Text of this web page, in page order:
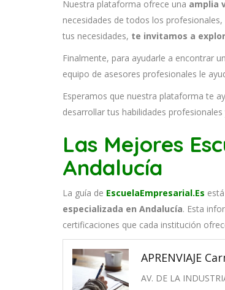
Nuestra plataforma ofrece una amplia
necesidades de todos los
tus necesidades, te invitamos a
Finalmente, para ayudarle a encontrar
equipo de asesores profesionales le
Esperamos que nuestra plataforma te
desarrollar tus habilidades
Las Mejores
Andalucía
La guía de EscuelaEmpresarial.Es
especializada en Andalucía. Esta
certificaciones que cada institución
APRENVIAJE
AV. DE LA